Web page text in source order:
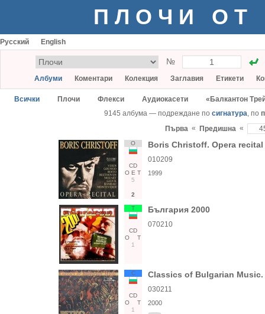
ПЛОЧИ ОТ
Русский English
№
Албуми Коментари Колекция Заглавия Етикети
Всички Плочи Флекси Аудиокасети
«Балкантон
9145 албума — подреждане по сигнатура, по
Първа « Предишна «
О
CD
О Е Т
5
2
Boris Christoff. Opera recital
010209
1999
Т
CD
О
Т
1
България 2000
070210
С
CD
О
Т
1
Classics of Bulgarian
030211
2000